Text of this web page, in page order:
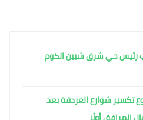
رئيس حي شرق شبين الكوم
تكسير شوارع الغردقة بعد